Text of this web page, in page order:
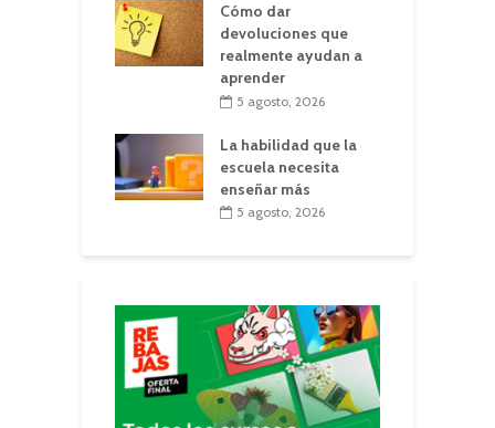
Cómo dar
devoluciones que
realmente ayudan a
aprender
5 agosto, 2026
La habilidad que la
escuela necesita
enseñar más
5 agosto, 2026